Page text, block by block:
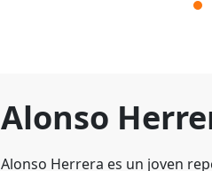
Alonso
Alonso Herrera es un joven